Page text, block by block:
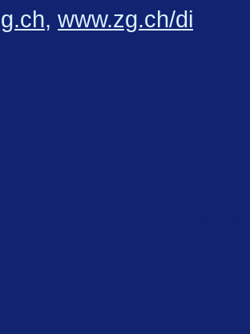
, www.zg.ch/di